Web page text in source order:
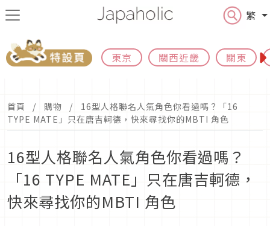
繁
東京 關西近畿 關東
首頁 購物
16型人格聯名人氣角色你看過嗎？「16
TYPE MATE」只在唐吉軻德，快來尋找你的MBTI 角色
16型人格聯名人氣角色你看過嗎？
「16 TYPE MATE」只在唐吉軻德，
快來尋找你的MBTI 角色